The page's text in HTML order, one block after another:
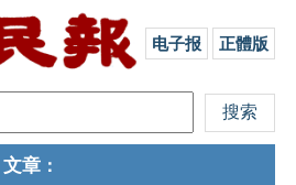
电子报 正體版
文章 ：